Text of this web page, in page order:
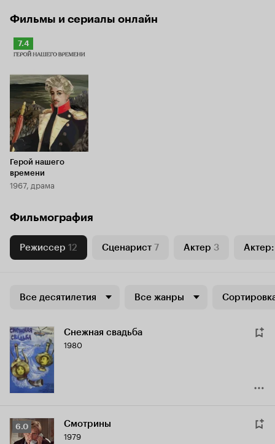
Фильмы и сериалы онлайн
Рейтинг
Кинопоиска
7.4
Герой нашего
времени
1967, драма
Фильмография
Режиссер 12 Сценарист 7 Актер 3 Актер:
Все десятилетия Все жанры
Снежная свадьба
1980
Рейтинг
Кинопоиска
6.0 Смотрины
1979